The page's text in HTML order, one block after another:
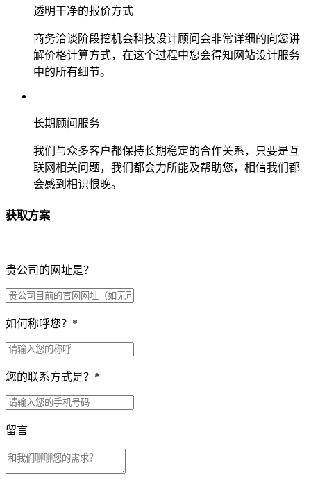
透明干净的报价方式
商务洽谈阶段挖机会科技设计顾问会非常详细的向您讲
解价格计算方式，在这个过程中您会得知网站设计服务
中的所有细节。
长期顾问服务
我们与众多客户都保持长期稳定的合作关系，只要是互
联网相关问题，我们都会力所能及帮助您，相信我们都
会感到相识恨晚。
获取方案
贵公司的网址是？
如何称呼您？ *
您的联系方式是？ *
留言